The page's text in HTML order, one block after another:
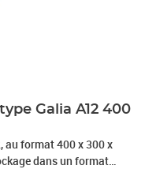
Galia A12 400
au format 400 x 300 x
dans un format